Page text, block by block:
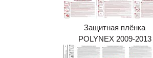
Защитная плёнка
POLYNEX 2009-2013